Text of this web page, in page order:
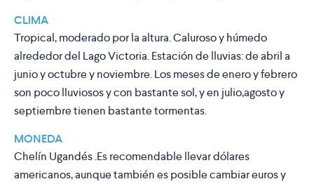
CLIMA
Tropical, moderado por la altura. Caluroso y húmedo
alrededor del Lago Victoria. Estación de lluvias: de abril a
junio y octubre y noviembre. Los meses de enero y febrero
son poco lluviosos y con bastante sol, y en julio,agosto y
septiembre tienen bastante tormentas.
MONEDA
Chelín Ugandés .Es recomendable llevar dólares
americanos, aunque también es posible cambiar euros y